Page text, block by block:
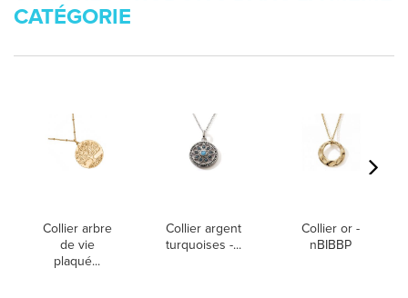
CATÉGORIE
Collier arbre
de vie
plaqué...
Collier argent
turquoises -...
Collier or -
nBIBBP